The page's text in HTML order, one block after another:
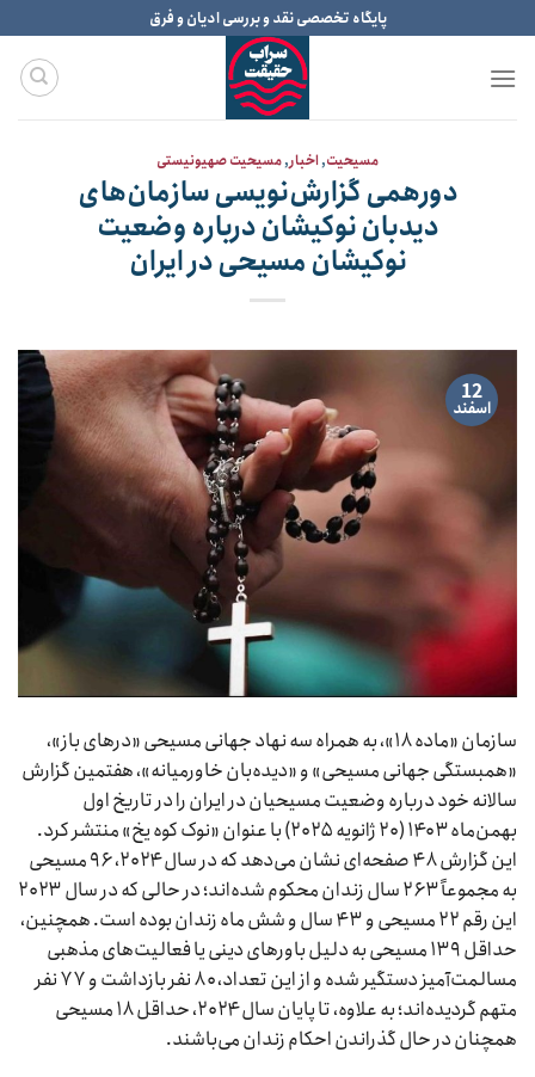
to
content
پایگاه تخصصی نقد و بررسی ادیان و فرق
مسیحیت,اخبار,مسیحیت صهیونیستی
دورهمی گزارش‌نویسی سازمان‌های
دیدبان نوکیشان درباره وضعیت
نوکیشان مسیحی در ایران
12
اسفند
سازمان «ماده ۱۸»، به همراه سه نهاد جهانی مسیحی «درهای باز»،
«همبستگی جهانی مسیحی» و «دیده‌بان خاورمیانه»، هفتمین گزارش
سالانه خود درباره وضعیت مسیحیان در ایران را در تاریخ اول
بهمن‌ماه ۱۴۰۳ (۲۰ ژانویه ۲۰۲۵) با عنوان «نوک کوه یخ» منتشر کرد.
این گزارش ۴۸ صفحه‌ای نشان می‌دهد که در سال ۲۰۲۴، ۹۶ مسیحی
به مجموعاً ۲۶۳ سال زندان محکوم شده‌اند؛ در حالی که در سال ۲۰۲۳
این رقم ۲۲ مسیحی و ۴۳ سال و شش ماه زندان بوده است. همچنین،
حداقل ۱۳۹ مسیحی به دلیل باورهای دینی یا فعالیت‌های مذهبی
مسالمت‌آمیز دستگیر شده و از این تعداد، ۸۰ نفر بازداشت و ۷۷ نفر
متهم گردیده‌اند؛ به علاوه، تا پایان سال ۲۰۲۴، حداقل ۱۸ مسیحی
همچنان در حال گذراندن احکام زندان می‌باشند.